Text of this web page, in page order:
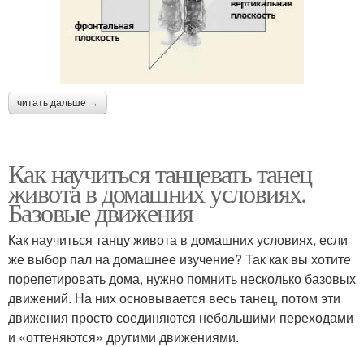
читать дальше →
Как научиться танцевать танец
живота в домашних условиях.
Базовые движения
Как научиться танцу живота в домашних условиях, если
же выбор пал на домашнее изучение? Так как вы хотите
порепетировать дома, нужно помнить несколько базовых
движений. На них основывается весь танец, потом эти
движения просто соединяются небольшими переходами
и «оттеняются» другими движениями.